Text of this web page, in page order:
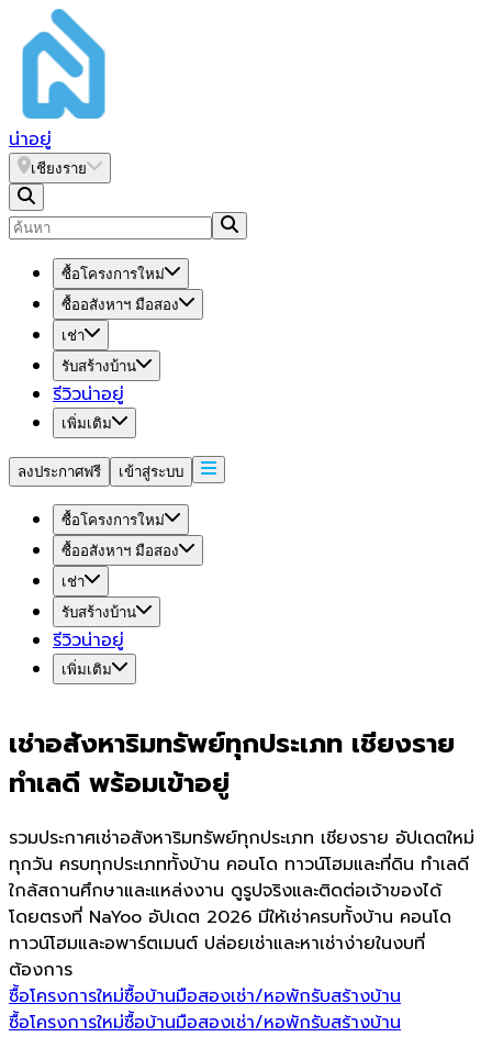
น่าอยู่
เชียงราย
ซื้อโครงการใหม่
ซื้ออสังหาฯ มือสอง
เช่า
รับสร้างบ้าน
รีวิวน่าอยู่
เพิ่มเติม
ลงประกาศฟรี เข้าสู่ระบบ
ซื้อโครงการใหม่
ซื้ออสังหาฯ มือสอง
เช่า
รับสร้างบ้าน
รีวิวน่าอยู่
เพิ่มเติม
เช่าอสังหาริมทรัพย์ทุกประเภท เชียงราย
ทำเลดี พร้อมเข้าอยู่
รวมประกาศเช่าอสังหาริมทรัพย์ทุกประเภท เชียงราย อัปเดตใหม่
ทุกวัน ครบทุกประเภททั้งบ้าน คอนโด ทาวน์โฮมและที่ดิน ทำเลดี
ใกล้สถานศึกษาและแหล่งงาน ดูรูปจริงและติดต่อเจ้าของได้
โดยตรงที่ NaYoo อัปเดต 2026 มีให้เช่าครบทั้งบ้าน คอนโด
ทาวน์โฮมและอพาร์ตเมนต์ ปล่อยเช่าและหาเช่าง่ายในงบที่
ต้องการ
ซื้อโครงการใหม่ซื้อบ้านมือสองเช่า/หอพักรับสร้างบ้าน
ซื้อโครงการใหม่ซื้อบ้านมือสองเช่า/หอพักรับสร้างบ้าน